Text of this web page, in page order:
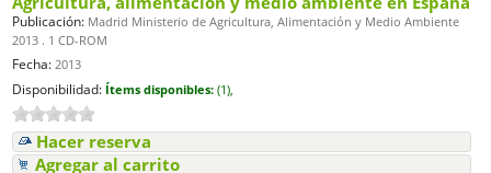
Publicación: Madrid Ministerio de Agricultura, Alimentación y Medio Ambiente
2013 . 1 CD-ROM
Fecha: 2013
Disponibilidad: Ítems disponibles: (1),
Hacer reserva
Agregar al carrito